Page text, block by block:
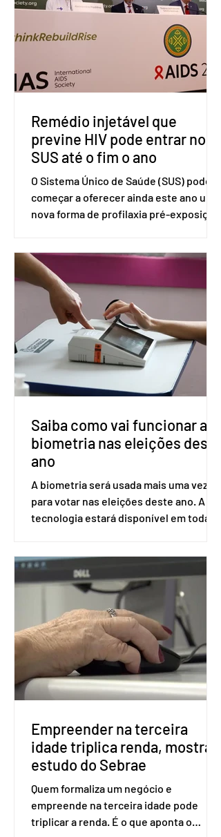
Lei de Comércio de 1974. Segundo nota
divulgada pelo Ministério das Relações
Exteriores, o Brasil considera que as
incompatíveis com as obrigações
assumidas pelos Estados Unid
Remédio injetável que
previne HIV pode entrar no
SUS até o fim o ano
O Sistema Único de Saúde (SUS) pode
começar a oferecer ainda este ano uma
nova forma de profilaxia pré-exposição
medicamento carbotegravir, que
impede a replicação do vírus de forma
prolongada e pode ser tomado a cada
dois meses. O pedido de inclusão vai
ser encaminhado pelo Ministério da
Saúde à Comissão Nacional de
Incorporação de Novas Tecnologias no
SUS (Conitec) na semana que vem. A
Conitec é um colegiado
Saiba como vai funcionar a
biometria nas eleições deste
ano
A biometria será usada mais uma vez
para votar nas eleições deste ano. A
tecnologia estará disponível em todas
Apesar da requisição, a biometria não é
obrigatória para exercer o direito ao
voto. Se o título estiver regular, o
eleitor pode votar mesmo sem ter
realizado esse cadastro. Neste caso,
será exigido o documento de
identificação para acesso à urna
eletrônica. Se a urna eletrônica não
reconh
Empreender na terceira
idade triplica renda, mostra
estudo do Sebrae
Quem formaliza um negócio e
empreende na terceira idade pode
triplicar a renda. É o que aponta o